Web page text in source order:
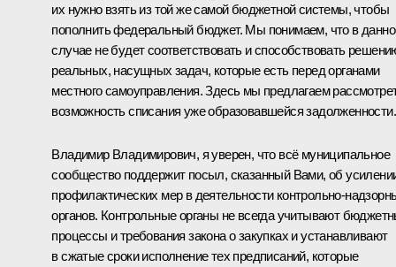
их нужно взять из той же самой бюджетной системы, чтобы
пополнить федеральный бюджет. Мы понимаем, что в
случае не будет соответствовать и способствовать
реальных, насущных задач, которые есть перед органами
местного самоуправления. Здесь мы предлагаем
возможность списания уже образовавшейся задолженности.
Владимир Владимирович, я уверен, что всё муниципальное
сообщество поддержит посыл, сказанный Вами, об
профилактических мер в деятельности контрольно-
органов. Контрольные органы не всегда учитывают
процессы и требования закона о закупках и устанавливают
в сжатые сроки исполнение тех предписаний, которые